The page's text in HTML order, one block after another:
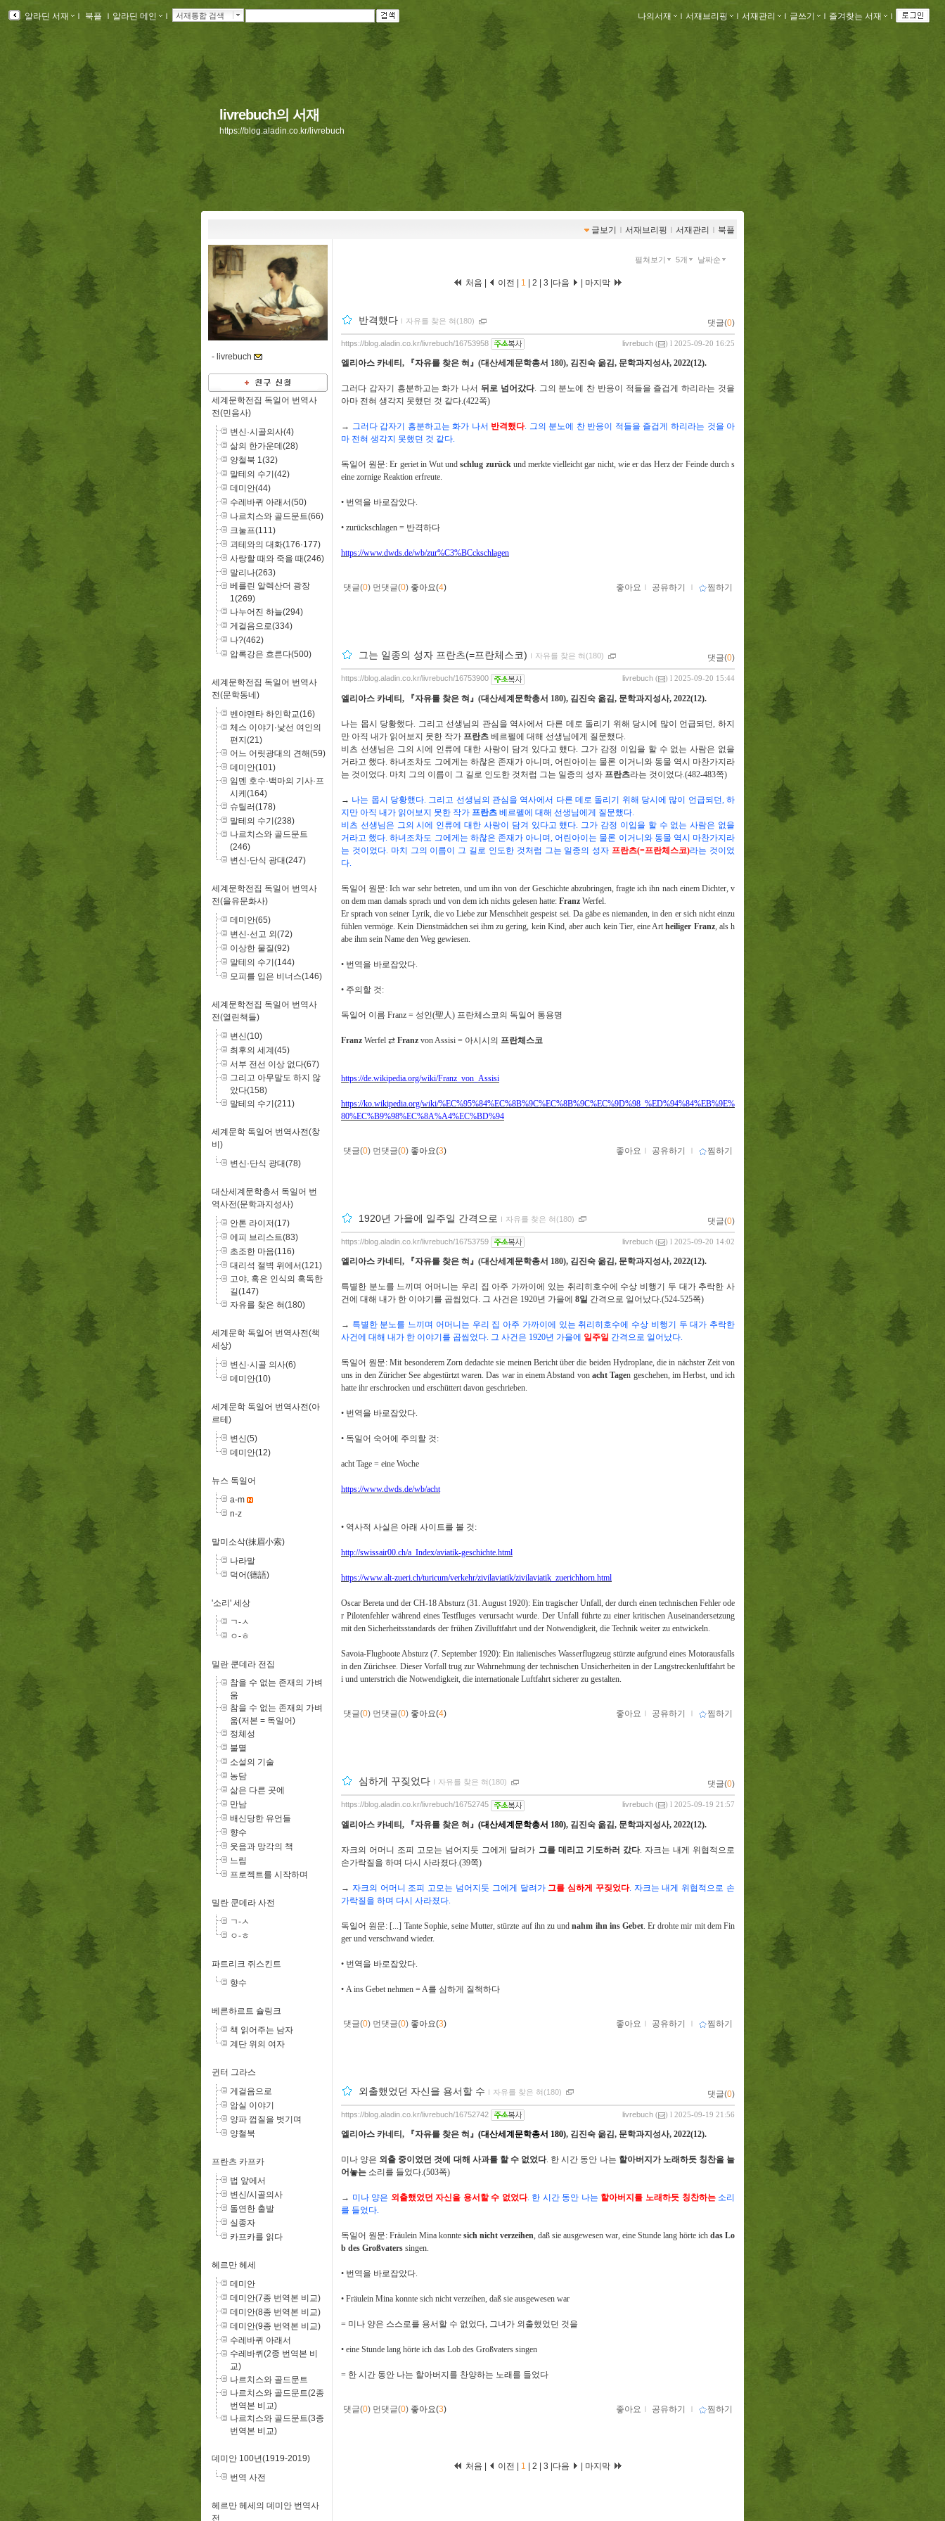
알라딘 서재 ｌ 북플 ｌ 알라딘 메인 ｌ 서재통합 검색 나의서재 ｌ 서재브리핑 ｌ 서재관리 ｌ 글쓰기 ｌ 즐겨찾는 서재 ｌ
livrebuch의 서재
https://blog.aladin.co.kr/livrebuch
글보기 ｌ 서재브리핑 ｌ 서재관리 ｌ 북플
- livrebuch
세계문학전집 독일어 번역사
전(민음사)
변신·시골의사(4)
삶의 한가운데(28)
양철북 1(32)
말테의 수기(42)
데미안(44)
수레바퀴 아래서(50)
나르치스와 골드문트(66)
크눌프(111)
괴테와의 대화(176·177)
사랑할 때와 죽을 때(246)
말리나(263)
베를린 알렉산더 광장
1(269)
나누어진 하늘(294)
게걸음으로(334)
나?(462)
압록강은 흐른다(500)
세계문학전집 독일어 번역사
전(문학동네)
벤야멘타 하인학교(16)
체스 이야기·낯선 여인의
편지(21)
어느 어릿광대의 견해(59)
데미안(101)
임멘 호수·백마의 기사·프
시케(164)
슈틸러(178)
말테의 수기(238)
나르치스와 골드문트
(246)
변신·단식 광대(247)
세계문학전집 독일어 번역사
전(을유문화사)
데미안(65)
변신·선고 외(72)
이상한 물질(92)
말테의 수기(144)
모피를 입은 비너스(146)
세계문학전집 독일어 번역사
전(열린책들)
변신(10)
최후의 세계(45)
서부 전선 이상 없다(67)
그리고 아무말도 하지 않
았다(158)
말테의 수기(211)
세계문학 독일어 번역사전(창
비)
변신·단식 광대(78)
대산세계문학총서 독일어 번
역사전(문학과지성사)
안톤 라이저(17)
에피 브리스트(83)
초조한 마음(116)
대리석 절벽 위에서(121)
고야, 혹은 인식의 혹독한
길(147)
자유를 찾은 혀(180)
세계문학 독일어 번역사전(책
세상)
변신·시골 의사(6)
데미안(10)
세계문학 독일어 번역사전(아
르테)
변신(5)
데미안(12)
뉴스 독일어
a-m
n-z
말미소삭(抹眉小索)
나라말
덕어(德語)
'소리' 세상
ㄱ-ㅅ
ㅇ-ㅎ
밀란 쿤데라 전집
참을 수 없는 존재의 가벼
움
참을 수 없는 존재의 가벼
움(저본 = 독일어)
정체성
불멸
소설의 기술
농담
삶은 다른 곳에
만남
배신당한 유언들
향수
웃음과 망각의 책
느림
프로젝트를 시작하며
밀란 쿤데라 사전
ㄱ-ㅅ
ㅇ-ㅎ
파트리크 쥐스킨트
향수
베른하르트 슐링크
책 읽어주는 남자
계단 위의 여자
귄터 그라스
게걸음으로
암실 이야기
양파 껍질을 벗기며
양철북
프란츠 카프카
법 앞에서
변신/시골의사
돌연한 출발
실종자
카프카를 읽다
헤르만 헤세
데미안
데미안(7종 번역본 비교)
데미안(8종 번역본 비교)
데미안(9종 번역본 비교)
수레바퀴 아래서
수레바퀴(2종 번역본 비
교)
나르치스와 골드문트
나르치스와 골드문트(2종
번역본 비교)
나르치스와 골드문트(3종
번역본 비교)
데미안 100년(1919-2019)
번역 사전
헤르만 헤세의 데미안 번역사
전
펼쳐보기 5개 날짜순
처음 | 이전 | 1 2 3 다음 마지막
반격했다 ｌ 자유를 찾은 혀(180) 댓글(0)
livrebuch ( ) l 2025-09-20 16:25
https://blog.aladin.co.kr/livrebuch/16753958
엘리아스 카네티 , 『자유를 찾은 혀 』 (대산세계문학총서 180), 김진숙 옮김, 문학과지성사, 2022(12).
그러다 갑자기 흥분하고는 화가 나서 뒤로 넘어갔다. 그의 분노에 찬 반응이 적들을 즐겁게 하리라는 것을
아마 전혀 생각지 못했던 것 같다.(422쪽)
→ 그러다 갑자기 흥분하고는 화가 나서 반격했다. 그의 분노에 찬 반응이 적들을 즐겁게 하리라는 것을 아
마 전혀 생각지 못했던 것 같다.
독일어 원문: Er geriet in Wut undschlug zurück und merkte vielleicht gar nicht, wie er das Herz der Feinde durch s
eine zornige Reaktion erfreute.
• 번역을 바로잡았다.
• zurückschlagen = 반격하다
https://www.dwds.de/wb/zur%C3%BCckschlagen
댓글(0) 먼댓글(0) 좋아요(4) 좋아요 ｌ 공유하기 ｌ 찜하기
그는 일종의 성자 프란츠(=프란체스코) ｌ 자유를 찾은 혀(180) 댓글(0)
livrebuch ( ) l 2025-09-20 15:44
https://blog.aladin.co.kr/livrebuch/16753900
엘리아스 카네티 , 『자유를 찾은 혀 』 (대산세계문학총서 180), 김진숙 옮김, 문학과지성사, 2022(12).
나는 몹시 당황했다. 그리고 선생님의 관심을 역사에서 다른 데로 돌리기 위해 당시에 많이 언급되던,하지
만 아직 내가 읽어보지 못한 작가 프란츠 베르펠에 대해 선생님에게 질문했다.
비츠 선생님은 그의 시에 인류에 대한 사랑이 담겨 있다고 했다. 그가 감정 이입을 할 수 없는 사람은 없을
거라고 했다.하녀조차도 그에게는 하찮은 존재가 아니며, 어린아이는 물론 이거니와 동물 역시 마찬가지라
는 것이었다. 마치 그의 이름이 그 길로 인도한 것처럼 그는 일종의 성자 프란츠라는 것이었다.(482-483쪽)
→ 나는 몹시 당황했다. 그리고 선생님의 관심을 역사에서 다른 데로 돌리기 위해 당시에 많이 언급되던,하
지만 아직 내가 읽어보지 못한 작가 프란츠 베르펠에 대해 선생님에게 질문했다.
비츠 선생님은 그의 시에 인류에 대한 사랑이 담겨 있다고 했다. 그가 감정 이입을 할 수 없는 사람은 없을
거라고 했다.하녀조차도 그에게는 하찮은 존재가 아니며, 어린아이는 물론 이거니와 동물 역시 마찬가지라
는 것이었다. 마치 그의 이름이 그 길로 인도한 것처럼 그는 일종의 성자프란츠(=프란체스코)라는 것이었
다.
독일어 원문: Ich war sehr betreten, und um ihn von der Geschichte abzubringen, fragte ich ihn nach einem Dichter, v
on dem man damals sprach und von dem ich nichts gelesen hatte: Franz Werfel.
Er sprach von seiner Lyrik, die vo Liebe zur Menschheit gespeist sei. Da gäbe es niemanden, in den er sich nicht einzu
fühlen vermöge. Kein Dienstmädchen sei ihm zu gering, kein Kind, aber auch kein Tier, eine Artheiliger Franz, als h
abe ihm sein Name den Weg gewiesen.
• 번역을 바로잡았다.
• 주의할 것:
독일어 이름 Franz = 성인(聖人) 프란체스코의 독일어 통용명
Franz Werfel ⇄ Franz von Assisi = 아시시의 프란체스코
https://de.wikipedia.org/wiki/Franz_von_Assisi
https://ko.wikipedia.org/wiki/%EC%95%84%EC%8B%9C%EC%8B%9C%EC%9D%98_%ED%94%84%EB%9E%
80%EC%B9%98%EC%8A%A4%EC%BD%94
댓글(0) 먼댓글(0) 좋아요(3) 좋아요 ｌ 공유하기 ｌ 찜하기
1920년 가을에 일주일 간격으로 ｌ 자유를 찾은 혀(180) 댓글(0)
livrebuch ( ) l 2025-09-20 14:02
https://blog.aladin.co.kr/livrebuch/16753759
엘리아스 카네티 , 『자유를 찾은 혀 』 (대산세계문학총서 180), 김진숙 옮김, 문학과지성사, 2022(12).
특별한 분노를 느끼며 어머니는 우리 집 아주 가까이에 있는 취리히호수에 수상 비행기 두 대가 추락한 사
건에 대해 내가 한 이야기를 곱씹었다. 그 사건은 1920년 가을에 8일 간격으로 일어났다.(524-525쪽)
→ 특별한 분노를 느끼며 어머니는 우리 집 아주 가까이에 있는 취리히호수에 수상 비행기 두 대가 추락한
사건에 대해 내가 한 이야기를 곱씹었다. 그 사건은 1920년 가을에 일주일 간격으로 일어났다.
독일어 원문: Mit besonderem Zorn dedachte sie meinen Bericht über die beiden Hydroplane, die in nächster Zeit von
uns in den Züricher See abgestürtzt waren. Das war in einem Abstand vonacht Tagen geschehen, im Herbst, und ich
hatte ihr erschrocken und erschüttert davon geschrieben.
• 번역을 바로잡았다.
• 독일어 숙어에 주의할 것:
acht Tage = eine Woche
https://www.dwds.de/wb/acht
• 역사적 사실은 아래 사이트를 볼 것:
http://swissair00.ch/a_Index/aviatik-geschichte.html
https://www.alt-zueri.ch/turicum/verkehr/zivilaviatik/zivilaviatik_zuerichhorn.html
Oscar Bereta und der CH-18 Absturz (31. August 1920): Ein tragischer Unfall, der durch einen technischen Fehler ode
r Pilotenfehler während eines Testfluges verursacht wurde. Der Unfall führte zu einer kritischen Auseinandersetzung
mit den Sicherheitsstandards der frühen Zivilluftfahrt und der Notwendigkeit, die Technik weiter zu entwickeln.
Savoia-Flugboote Absturz (7. September 1920): Ein italienisches Wasserflugzeug stürzte aufgrund eines Motorausfalls
in den Zürichsee. Dieser Vorfall trug zur Wahrnehmung der technischen Unsicherheiten in der Langstreckenluftfahrt be
i und unterstrich die Notwendigkeit, die internationale Luftfahrt sicherer zu gestalten.
댓글(0) 먼댓글(0) 좋아요(4) 좋아요 ｌ 공유하기 ｌ 찜하기
심하게 꾸짖었다 ｌ 자유를 찾은 혀(180) 댓글(0)
livrebuch ( ) l 2025-09-19 21:57
https://blog.aladin.co.kr/livrebuch/16752745
엘리아스 카네티, 『자유를 찾은 혀』 (대산세계문학총서 180), 김진숙 옮김, 문학과지성사, 2022(12).
자크의 어머니 조피 고모는 넘어지듯 그에게 달려가 그를 데리고 기도하러 갔다. 자크는 내게 위협적으로
손가락질을 하며 다시 사라졌다.(39쪽)
→ 자크의 어머니 조피 고모는 넘어지듯 그에게 달려가그를 심하게 꾸짖었다. 자크는 내게 위협적으로 손
가락질을 하며 다시 사라졌다.
독일어 원문: [...] Tante Sophie, seine Mutter, stürzte auf ihn zu undnahm ihn ins Gebet. Er drohte mir mit dem Fin
ger und verschwand wieder.
• 번역을 바로잡았다.
• A ins Gebet nehmen = A를 심하게 질책하다
댓글(0) 먼댓글(0) 좋아요(3) 좋아요 ｌ 공유하기 ｌ 찜하기
외출했었던 자신을 용서할 수 ｌ 자유를 찾은 혀(180) 댓글(0)
livrebuch ( ) l 2025-09-19 21:56
https://blog.aladin.co.kr/livrebuch/16752742
엘리아스 카네티 , 『자유를 찾은 혀 』 (대산세계문학총서 180), 김진숙 옮김, 문학과지성사, 2022(12).
미나 양은 외출 중이었던 것에 대해 사과를 할 수 없었다. 한 시간 동안 나는 할아버지가 노래하듯 칭찬을 늘
어놓는 소리를 들었다.(503쪽)
→ 미나 양은 외출했었던 자신을 용서할 수 없었다. 한 시간 동안 나는 할아버지를 노래하듯 칭찬하는 소리
를 들었다.
독일어 원문: Fräulein Mina konnte sich nicht verzeihen, daß sie ausgewesen war, eine Stunde lang hörte ich das Lo
b des Großvaters singen.
• 번역을 바로잡았다.
• Fräulein Mina konnte sich nicht verzeihen, daß sie ausgewesen war
= 미나 양은 스스로를 용서할 수 없었다, 그녀가 외출했었던 것을
• eine Stunde lang hörte ich das Lob des Großvaters singen
= 한 시간 동안 나는 할아버지를 찬양하는 노래를 들었다
댓글(0) 먼댓글(0) 좋아요(3) 좋아요 ｌ 공유하기 ｌ 찜하기
처음 | 이전 | 1 2 3 다음 마지막